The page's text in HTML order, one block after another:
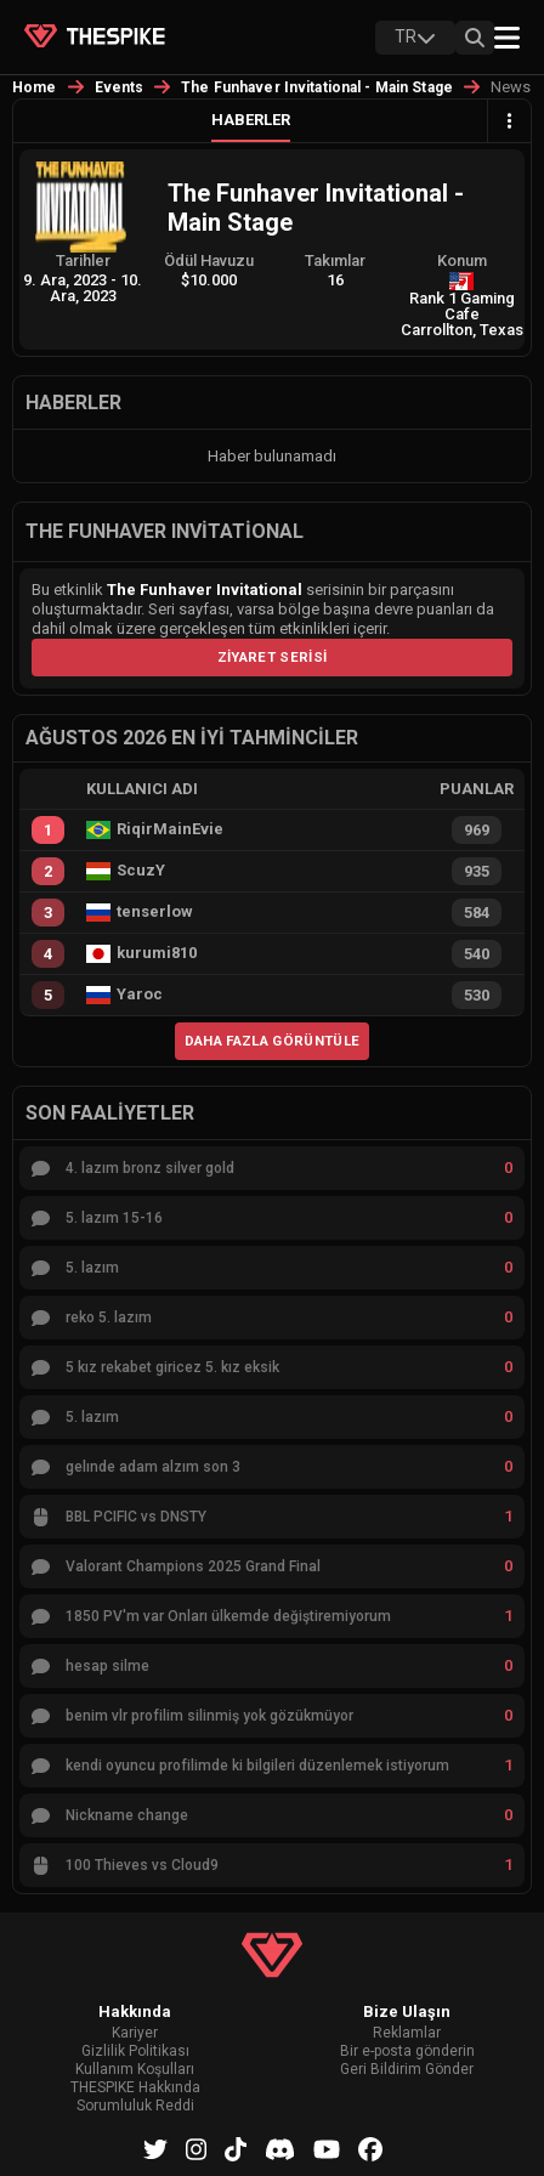
TR
Home Events The Funhaver Invitational - Main Stage
News
HABERLER
The Funhaver Invitational -
Main Stage
Tarihler
9. Ara, 2023 - 10.
Ara, 2023
Ödül Havuzu
$10.000
Takımlar
16
Konum
Rank 1 Gaming
Cafe
Carrollton, Texas
HABERLER
Haber bulunamadı
THE FUNHAVER INVITATIONAL
Bu etkinlik The Funhaver Invitational serisinin bir parçasını
oluşturmaktadır. Seri sayfası, varsa bölge başına devre puanları da
dahil olmak üzere gerçekleşen tüm etkinlikleri içerir.
ZIYARET SERISI
AĞUSTOS 2026 EN İYI TAHMINCILER
KULLANICI ADI PUANLAR
1 RiqirMainEvie 969
2 ScuzY 935
3 tenserlow 584
4 kurumi810 540
5 Yaroc 530
DAHA FAZLA GÖRÜNTÜLE
SON FAALIYETLER
4. lazım bronz silver gold 0
5. lazım 15-16 0
5. lazım 0
reko 5. lazım 0
5 kız rekabet giricez 5. kız eksik 0
5. lazım 0
gelınde adam alzım son 3 0
BBL PCIFIC vs DNSTY 1
Valorant Champions 2025 Grand Final 0
1850 PV'm var Onları ülkemde değiştiremiyorum 1
hesap silme 0
benim vlr profilim silinmiş yok gözükmüyor 0
kendi oyuncu profilimde ki bilgileri düzenlemek istiyorum 1
Nickname change 0
100 Thieves vs Cloud9 1
Hakkında
Kariyer
Gizlilik Politikası
Kullanım Koşulları
THESPIKE Hakkında
Sorumluluk Reddi
Bize Ulaşın
Reklamlar
Bir e-posta gönderin
Geri Bildirim Gönder